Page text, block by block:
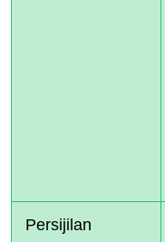
Persijilan